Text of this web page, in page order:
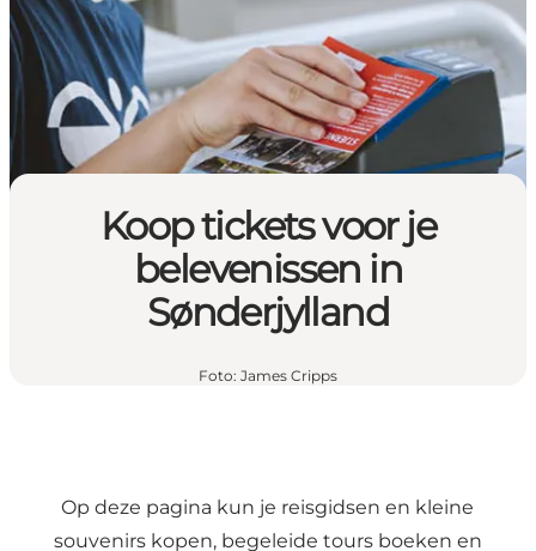
Booking
Koop tickets voor je
belevenissen in
Sønderjylland
Foto: James Cripps
Op deze pagina kun je reisgidsen en kleine
souvenirs kopen, begeleide tours boeken en